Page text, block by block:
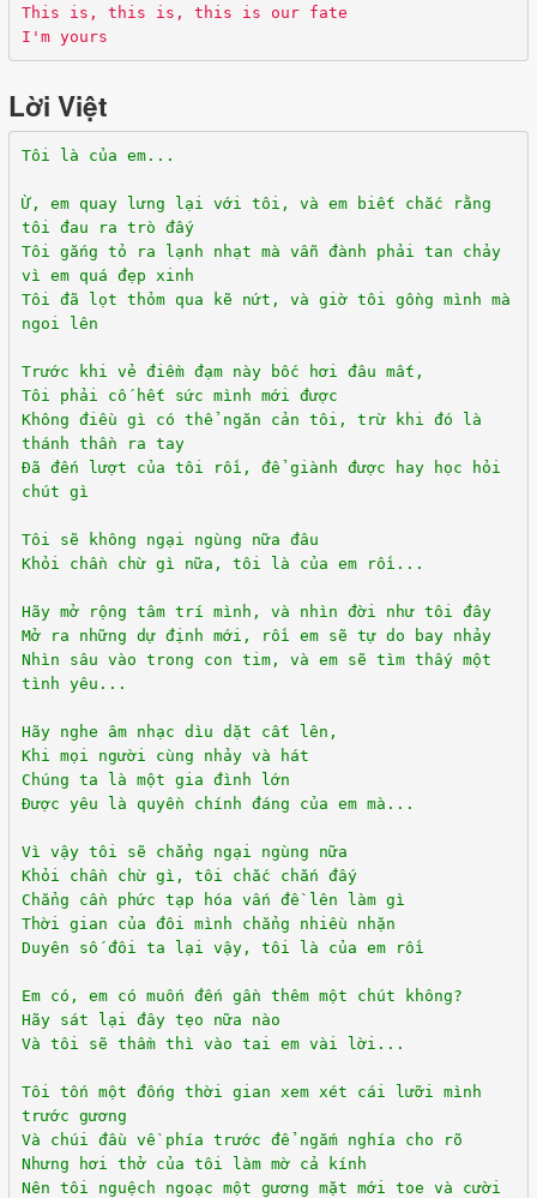
This is, this is, this is our fate
I'm yours
Lời Việt
Tôi là của em...
Ừ, em quay lưng lại với tôi, và em biết chắc rằng
tôi đau ra trò đấy
Tôi gắng tỏ ra lạnh nhạt mà vẫn đành phải tan chảy
vì em quá đẹp xinh
Tôi đã lọt thỏm qua kẽ nứt, và giờ tôi gồng mình mà
ngoi lên
Trước khi vẻ điềm đạm này bốc hơi đâu mất,
Tôi phải cố hết sức mình mới được
Không điều gì có thể ngăn cản tôi, trừ khi đó là
thánh thần ra tay
Đã đến lượt của tôi rồi, để giành được hay học hỏi
chút gì
Tôi sẽ không ngại ngùng nữa đâu
Khỏi chần chừ gì nữa, tôi là của em rồi...
Hãy mở rộng tâm trí mình, và nhìn đời như tôi đây
Mở ra những dự định mới, rồi em sẽ tự do bay nhảy
Nhìn sâu vào trong con tim, và em sẽ tìm thấy một
tình yêu...
Hãy nghe âm nhạc dìu dặt cất lên,
Khi mọi người cùng nhảy và hát
Chúng ta là một gia đình lớn
Được yêu là quyền chính đáng của em mà...
Vì vậy tôi sẽ chẳng ngại ngùng nữa
Khỏi chần chừ gì, tôi chắc chắn đấy
Chẳng cần phức tạp hóa vấn đề lên làm gì
Thời gian của đôi mình chẳng nhiều nhặn
Duyên số đôi ta lại vậy, tôi là của em rồi
Em có, em có muốn đến gần thêm một chút không?
Hãy sát lại đây tẹo nữa nào
Và tôi sẽ thầm thì vào tai em vài lời...
Tôi tốn một đống thời gian xem xét cái lưỡi mình
trước gương
Và chúi đầu về phía trước để ngắm nghía cho rõ
Nhưng hơi thở của tôi làm mờ cả kính
Nên tôi nguệch ngoạc một gương mặt mới toe và cười